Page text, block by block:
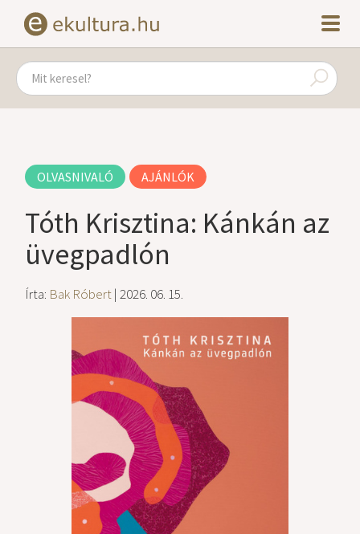
OLVASNIVALÓ AJÁNLÓK
Tóth Krisztina: Kánkán az
üvegpadlón
Írta: Bak Róbert| 2026. 06. 15.